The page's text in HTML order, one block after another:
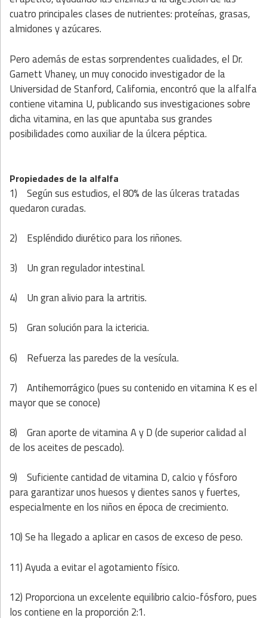
cuatro principales clases de nutrientes: proteínas, grasas,
almidones y azúcares.
Pero además de estas sorprendentes cualidades, el Dr.
Garnett Vhaney, un muy conocido investigador de la
Universidad de Stanford, California, encontró que la alfalfa
contiene vitamina U, publicando sus investigaciones sobre
dicha vitamina, en las que apuntaba sus grandes
posibilidades como auxiliar de la úlcera péptica.
Propiedades de la alfalfa
1)
Según sus estudios, el 80% de las úlceras tratadas
quedaron curadas.
2)
Espléndido diurético para los riñones.
3)
Un gran regulador intestinal.
4)
Un gran alivio para la artritis.
5)
Gran solución para la ictericia.
6)
Refuerza las paredes de la vesícula.
7)
Antihemorrágico (pues su contenido en vitamina K es el
mayor que se conoce)
8)
Gran aporte de vitamina A y D (de superior calidad al
de los aceites de pescado).
9)
Suficiente cantidad de vitamina D, calcio y fósforo
para garantizar unos huesos y dientes sanos y fuertes,
especialmente en los niños en época de crecimiento.
10)Se ha llegado a aplicar en casos de exceso de peso.
11)Ayuda a evitar el agotamiento físico.
12) Proporciona un excelente equilibrio calcio-fósforo, pues
los contiene en la proporción 2:1.